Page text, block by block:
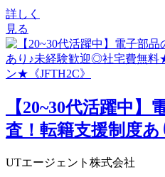
詳しく
見る
【20~30代活躍中
査！転籍支援制度
UTエージェント株式会社